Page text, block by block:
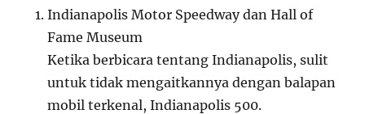
Indianapolis Motor Speedway dan Hall of
Fame Museum
Ketika berbicara tentang Indianapolis, sulit
untuk tidak mengaitkannya dengan balapan
mobil terkenal, Indianapolis 500.